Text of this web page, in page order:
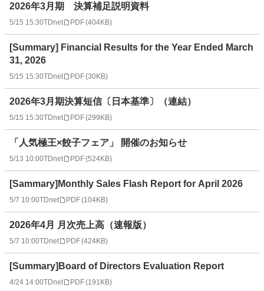
2026年3月期 決算補足説明資料
5/15 15:30TDnet PDF(404KB)
[Summary] Financial Results for the Year Ended March
31, 2026
5/15 15:30TDnet PDF(30KB)
2026年3月期決算短信〔日本基準〕（連結）
5/15 15:30TDnet PDF(299KB)
「人気極王×餃子フェア」 開催のお知らせ
5/13 10:00TDnet PDF(524KB)
[Sammary]Monthly Sales Flash Report for April 2026
5/7 10:00TDnet PDF(104KB)
2026年4月 月次売上高（速報版）
5/7 10:00TDnet PDF(424KB)
[Summary]Board of Directors Evaluation Report
4/24 14:00TDnet PDF(191KB)